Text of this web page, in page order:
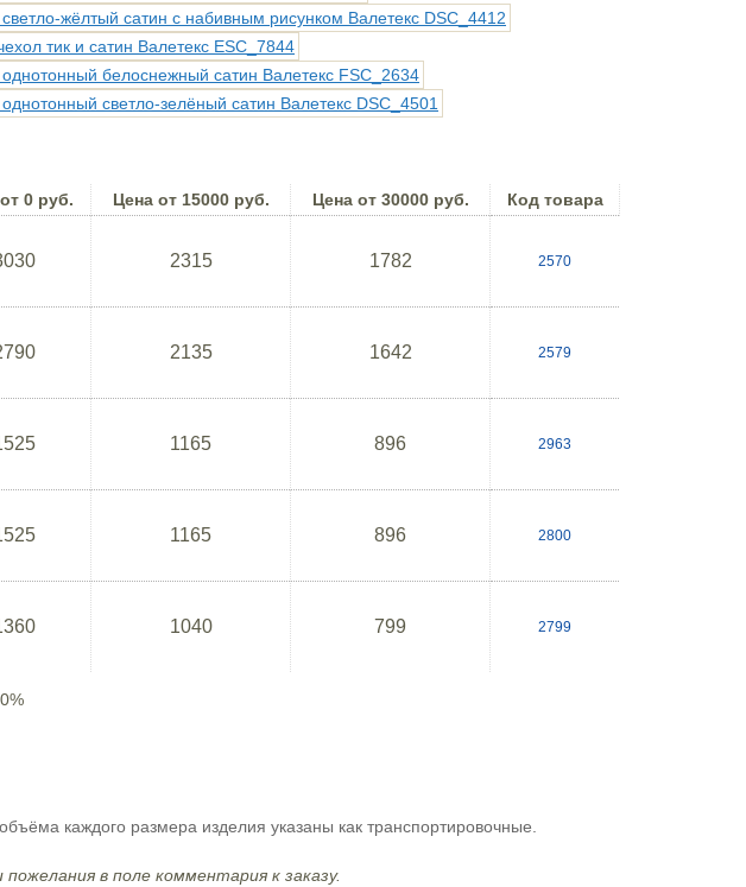
0 руб. Цена от 15000 руб. Цена от 30000 руб. Код товара
2315 1782 2570
2135 1642 2579
1165 896 2963
1165 896 2800
1040 799 2799
каждого размера изделия указаны как транспортировочные.
в поле комментария к заказу.